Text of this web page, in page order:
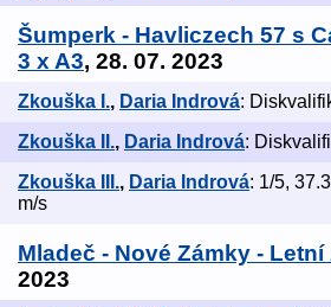
Šumperk - Havliczech 57 s
3 x A3, 28. 07. 2023
Zkouška I., Daria Indrová:
Zkouška II., Daria Indrová:
Zkouška III., Daria Indrová: 1/5,
m/s
Mladeč - Nové Zámky -
2023